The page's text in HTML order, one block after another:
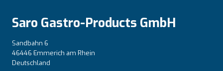
Saro Gastro-Products GmbH
Sandbahn 6
46446 Emmerich am Rhein
Deutschland